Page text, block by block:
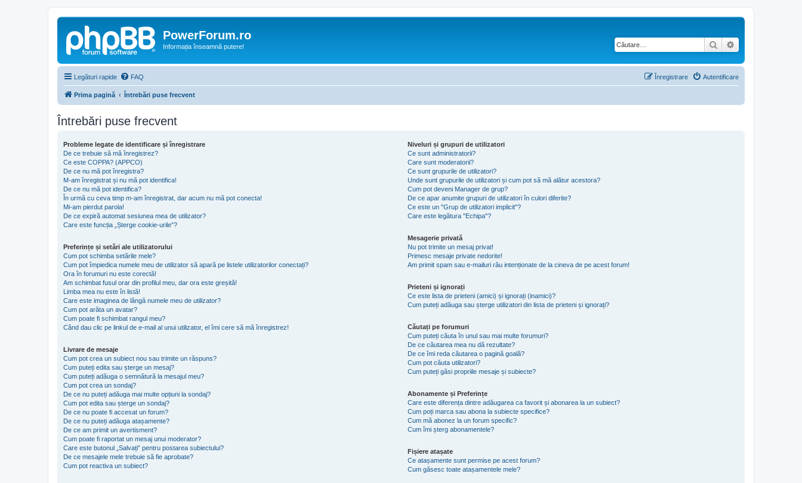
PowerForum.ro
Informația înseamnă putere! Căutare
Legături rapide FAQ Autentificare
Înregistrare
Prima pagină Întrebări puse frecvent
Întrebări puse frecvent
Probleme legate de identificare și înregistrare
De ce trebuie să mă înregistrez?
Ce este COPPA? (APPCO)
De ce nu mă pot înregistra?
M-am înregistrat și nu mă pot identifica!
De ce nu mă pot identifica?
În urmă cu ceva timp m-am înregistrat, dar acum nu mă pot conecta!
Mi-am pierdut parola!
De ce expiră automat sesiunea mea de utilizator?
Care este funcția „Șterge cookie-urile”?
Preferințe și setări ale utilizatorului
Cum pot schimba setările mele?
Cum pot împiedica numele meu de utilizator să apară pe listele utilizatorilor conectați?
Ora în forumuri nu este corectă!
Am schimbat fusul orar din profilul meu, dar ora este greșită!
Limba mea nu este în listă!
Care este imaginea de lângă numele meu de utilizator?
Cum pot arăta un avatar?
Cum poate fi schimbat rangul meu?
Când dau clic pe linkul de e-mail al unui utilizator, el îmi cere să mă înregistrez!
Livrare de mesaje
Cum pot crea un subiect nou sau trimite un răspuns?
Cum puteți edita sau șterge un mesaj?
Cum puteți adăuga o semnătură la mesajul meu?
Cum pot crea un sondaj?
De ce nu puteți adăuga mai multe opțiuni la sondaj?
Cum pot edita sau șterge un sondaj?
De ce nu poate fi accesat un forum?
De ce nu puteți adăuga atașamente?
De ce am primit un avertisment?
Cum poate fi raportat un mesaj unui moderator?
Care este butonul „Salvați” pentru postarea subiectului?
De ce mesajele mele trebuie să fie aprobate?
Cum pot reactiva un subiect?
Niveluri și grupuri de utilizatori
Ce sunt administratorii?
Care sunt moderatorii?
Ce sunt grupurile de utilizatori?
Unde sunt grupurile de utilizatori și cum pot să mă alătur acestora?
Cum pot deveni Manager de grup?
De ce apar anumite grupuri de utilizatori în culori diferite?
Ce este un "Grup de utilizatori implicit"?
Care este legătura "Echipa"?
Mesagerie privată
Nu pot trimite un mesaj privat!
Primesc mesaje private nedorite!
Am primit spam sau e-mailuri rău intenționate de la cineva de pe acest forum!
Prieteni și ignorați
Ce este lista de prieteni (amici) și ignorați (inamici)?
Cum puteți adăuga sau șterge utilizatori din lista de prieteni și ignorați?
Căutați pe forumuri
Cum puteți căuta în unul sau mai multe forumuri?
De ce căutarea mea nu dă rezultate?
De ce îmi reda căutarea o pagină goală?
Cum pot căuta utilizatori?
Cum puteți găsi propriile mesaje și subiecte?
Abonamente și Preferințe
Care este diferența dintre adăugarea ca favorit și abonarea la un subiect?
Cum poți marca sau abona la subiecte specifice?
Cum mă abonez la un forum specific?
Cum îmi șterg abonamentele?
Fișiere atașate
Ce atașamente sunt permise pe acest forum?
Cum găsesc toate atașamentele mele?